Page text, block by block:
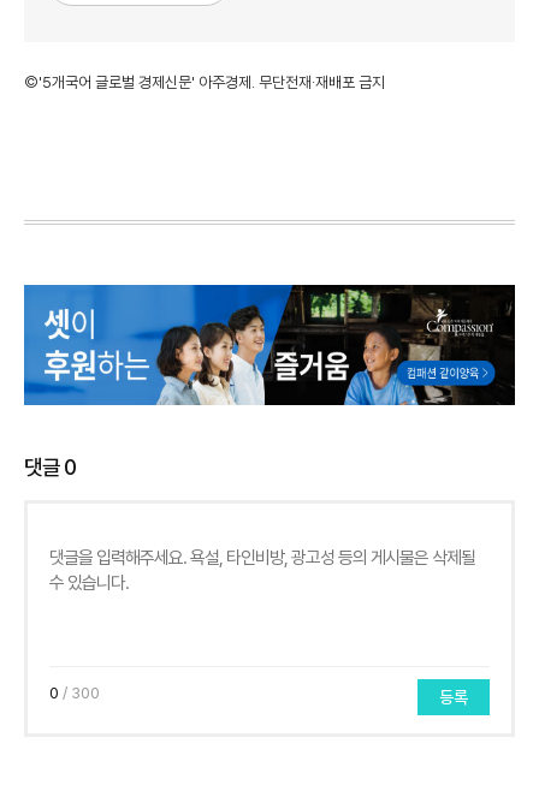
©'5개국어 글로벌 경제신문' 아주경제. 무단전재·재배포 금지
댓글0
0 / 300 등록